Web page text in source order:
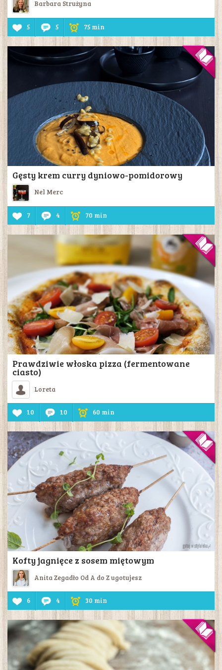
Barbara Strużyna
5 5 75 min
Gęsty krem curry dyniowo-pomidorowy
Nel Merc
7 4 70 min
Prawdziwie włoska pizza (fermentowane
ciasto)
Loreta
10 10 60 min
Kofty jagnięce z sosem miętowym
Anita Zegadło Od A do Z ugotujesz
6 4 30 min